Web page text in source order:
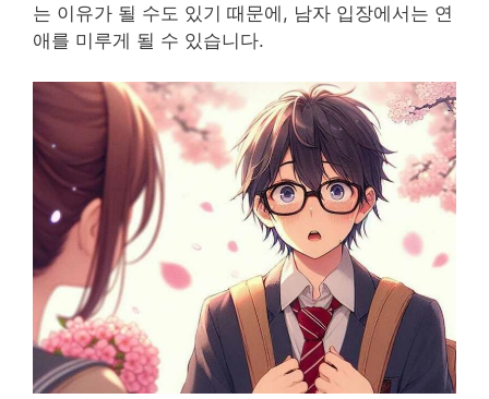
는 이유가 될 수도 있기 때문에, 남자 입장에서는 연
애를 미루게 될 수 있습니다.